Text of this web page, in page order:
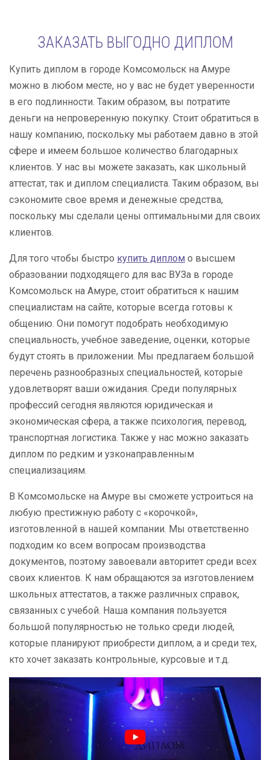
ЗАКАЗАТЬ ВЫГОДНО ДИПЛОМ
Купить диплом в городе Комсомольск на Амуре
можно в любом месте, но у вас не будет уверенности
в его подлинности. Таким образом, вы потратите
деньги на непроверенную покупку. Стоит обратиться в
нашу компанию, поскольку мы работаем давно в этой
сфере и имеем большое количество благодарных
клиентов. У нас вы можете заказать, как школьный
аттестат, так и диплом специалиста. Таким образом, вы
сэкономите свое время и денежные средства,
поскольку мы сделали цены оптимальными для своих
клиентов.
Для того чтобы быстро купить диплом о высшем
образовании подходящего для вас ВУЗа в городе
Комсомольск на Амуре, стоит обратиться к нашим
специалистам на сайте, которые всегда готовы к
общению. Они помогут подобрать необходимую
специальность, учебное заведение, оценки, которые
будут стоять в приложении. Мы предлагаем большой
перечень разнообразных специальностей, которые
удовлетворят ваши ожидания. Среди популярных
профессий сегодня являются юридическая и
экономическая сфера, а также психология, перевод,
транспортная логистика. Также у нас можно заказать
диплом по редким и узконаправленным
специализациям.
В Комсомольске на Амуре вы сможете устроиться на
любую престижную работу с «корочкой»,
изготовленной в нашей компании. Мы ответственно
подходим ко всем вопросам производства
документов, поэтому завоевали авторитет среди всех
своих клиентов. К нам обращаются за изготовлением
школьных аттестатов, а также различных справок,
связанных с учебой. Наша компания пользуется
большой популярностью не только среди людей,
которые планируют приобрести диплом, а и среди тех,
кто хочет заказать контрольные, курсовые и т.д.